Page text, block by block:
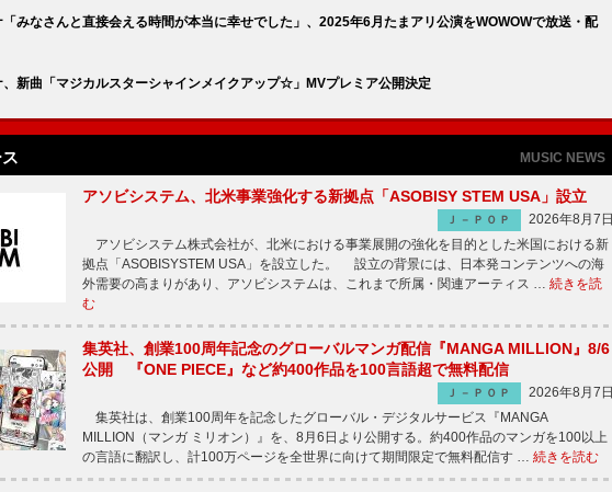
みなさんと直接会える時間が本当に幸せでした」、2025年6月たまアリ公演をWOWOWで放送・配
、新曲「マジカルスターシャインメイクアップ☆」MVプレミア公開決定
MUSIC NEWS
アソビシステム、北米事業強化する新拠点「ASOBISY STEM USA」設立
Ｊ－ＰＯＰ
2026年8月7日
アソビシステム株式会社が、北米における事業展開の強化を目的とした米国における新
拠点「ASOBISYSTEM USA」を設立した。 設立の背景には、日本発コンテンツへの海
外需要の高まりがあり、アソビシステムは、これまで所属・関連アーティス … 続きを読
む
集英社、創業100周年記念のグローバルマンガ配信『MANGA MILLION』8/6
公開 『ONE PIECE』など約400作品を100言語超で無料配信
Ｊ－ＰＯＰ
2026年8月7日
集英社は、創業100周年を記念したグローバル・デジタルサービス『MANGA
MILLION（マンガ ミリオン）』を、8月6日より公開する。約400作品のマンガを100以上
の言語に翻訳し、計100万ページを全世界に向けて期間限定で無料配信す … 続きを読む